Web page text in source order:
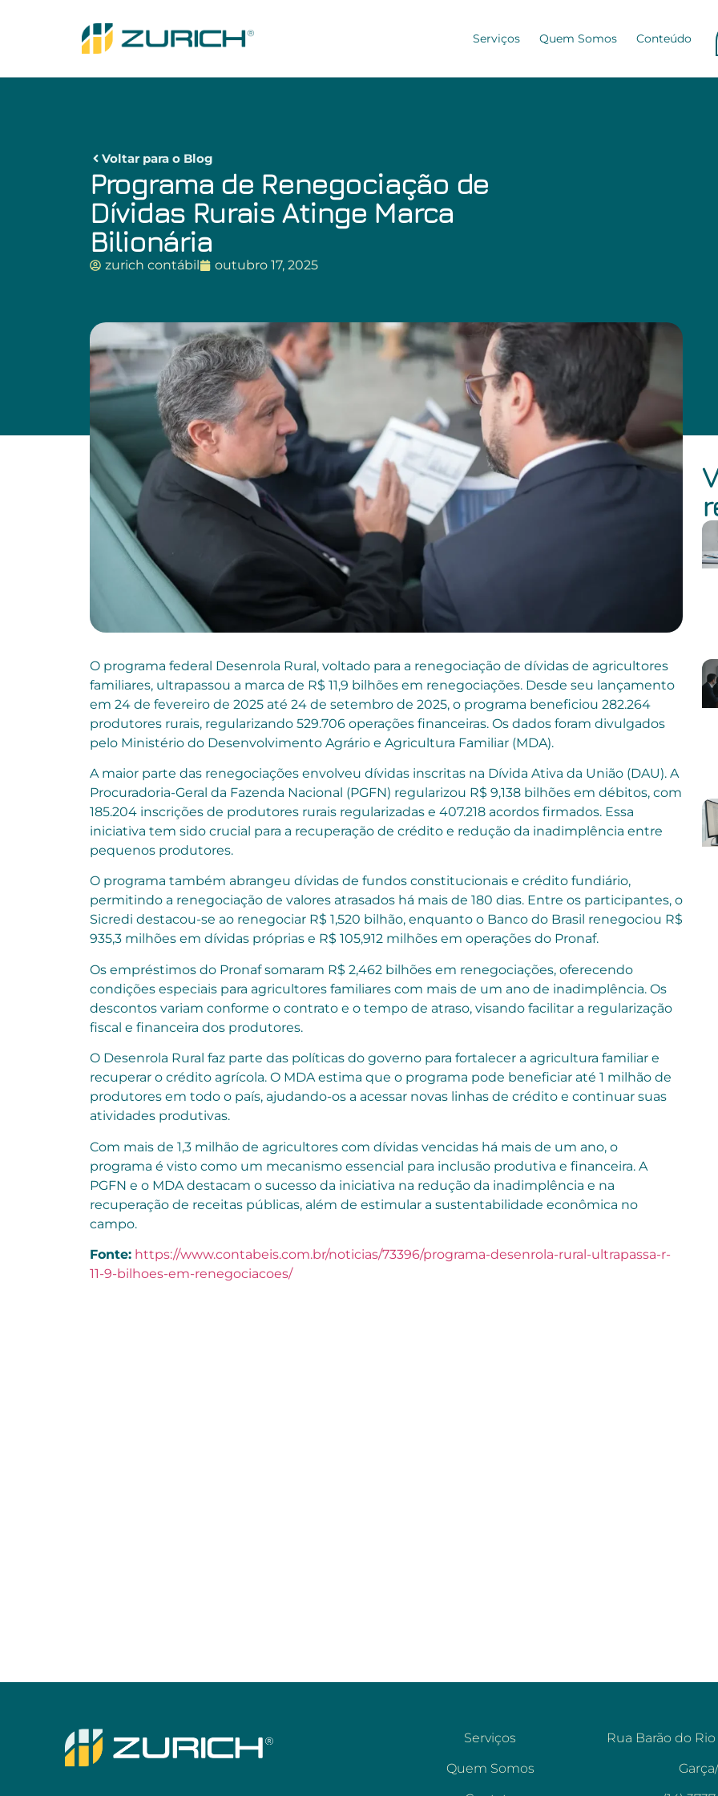
Serviços Quem Somos Conteúdo
Voltar para o Blog
Programa de Renegociação de
Dívidas Rurais Atinge Marca
Bilionária
zurich contábil outubro 17, 2025
O programa federal Desenrola Rural, voltado para a renegociação de dívidas de agricultores
familiares, ultrapassou a marca de R$ 11,9 bilhões em renegociações. Desde seu lançamento
em 24 de fevereiro de 2025 até 24 de setembro de 2025, o programa beneficiou 282.264
produtores rurais, regularizando 529.706 operações financeiras. Os dados foram divulgados
pelo Ministério do Desenvolvimento Agrário e Agricultura Familiar (MDA).
A maior parte das renegociações envolveu dívidas inscritas na Dívida Ativa da União (DAU). A
Procuradoria-Geral da Fazenda Nacional (PGFN) regularizou R$ 9,138 bilhões em débitos, com
185.204 inscrições de produtores rurais regularizadas e 407.218 acordos firmados. Essa
iniciativa tem sido crucial para a recuperação de crédito e redução da inadimplência entre
pequenos produtores.
O programa também abrangeu dívidas de fundos constitucionais e crédito fundiário,
permitindo a renegociação de valores atrasados há mais de 180 dias. Entre os participantes, o
Sicredi destacou-se ao renegociar R$ 1,520 bilhão, enquanto o Banco do Brasil renegociou R$
935,3 milhões em dívidas próprias e R$ 105,912 milhões em operações do Pronaf.
Os empréstimos do Pronaf somaram R$ 2,462 bilhões em renegociações, oferecendo
condições especiais para agricultores familiares com mais de um ano de inadimplência. Os
descontos variam conforme o contrato e o tempo de atraso, visando facilitar a regularização
fiscal e financeira dos produtores.
O Desenrola Rural faz parte das políticas do governo para fortalecer a agricultura familiar e
recuperar o crédito agrícola. O MDA estima que o programa pode beneficiar até 1 milhão de
produtores em todo o país, ajudando-os a acessar novas linhas de crédito e continuar suas
atividades produtivas.
Com mais de 1,3 milhão de agricultores com dívidas vencidas há mais de um ano, o
programa é visto como um mecanismo essencial para inclusão produtiva e financeira. A
PGFN e o MDA destacam o sucesso da iniciativa na redução da inadimplência e na
recuperação de receitas públicas, além de estimular a sustentabilidade econômica no
campo.
Fonte: https://www.contabeis.com.br/noticias/73396/programa-desenrola-rural-ultrapassa-r-
11-9-bilhoes-em-renegociacoes/
Serviços
Quem Somos
Rua Barão do